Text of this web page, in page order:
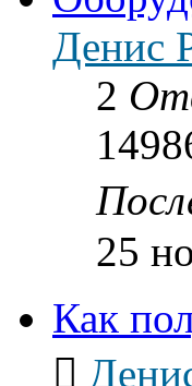
Денис
2
25
Как